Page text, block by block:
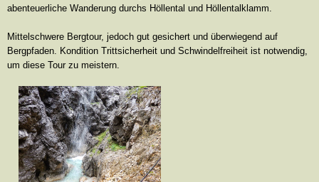
abenteuerliche Wanderung durchs Höllental und Höllentalklamm.
Mittelschwere Bergtour, jedoch gut gesichert und überwiegend auf
Bergpfaden. Kondition Trittsicherheit und Schwindelfreiheit ist notwendig,
um diese Tour zu meistern.